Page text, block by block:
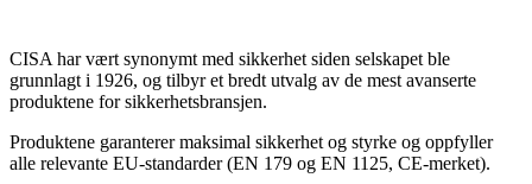
CISA har vært synonymt med sikkerhet siden selskapet ble
grunnlagt i 1926, og tilbyr et bredt utvalg av de mest avanserte
produktene for sikkerhetsbransjen.
Produktene garanterer maksimal sikkerhet og styrke og oppfyller
alle relevante EU-standarder (EN 179 og EN 1125, CE-merket).